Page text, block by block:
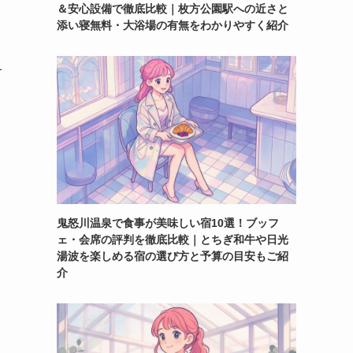
＆安心設備で徹底比較｜枚方公園駅への近さと
添い寝無料・大浴場の有無をわかりやすく紹介
鬼怒川温泉で食事が美味しい宿10選！ブッフ
ェ・会席の評判を徹底比較｜とちぎ和牛や日光
湯波を楽しめる宿の選び方と予算の目安もご紹
介